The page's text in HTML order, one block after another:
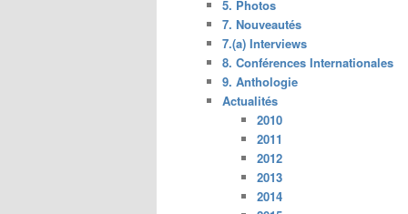
5. Photos
7. Nouveautés
7.(a) Interviews
8. Conférences Internationales
9. Anthologie
Actualités
2010
2011
2012
2013
2014